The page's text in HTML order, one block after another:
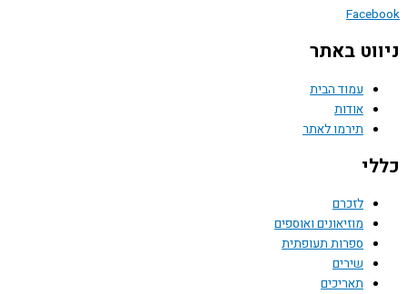
באתר
עמוד הבית
אודות
תירמו לאתר
לזכרם
מוזיאונים ואוספים
ספרות תעופתית
שירים
תאריכים